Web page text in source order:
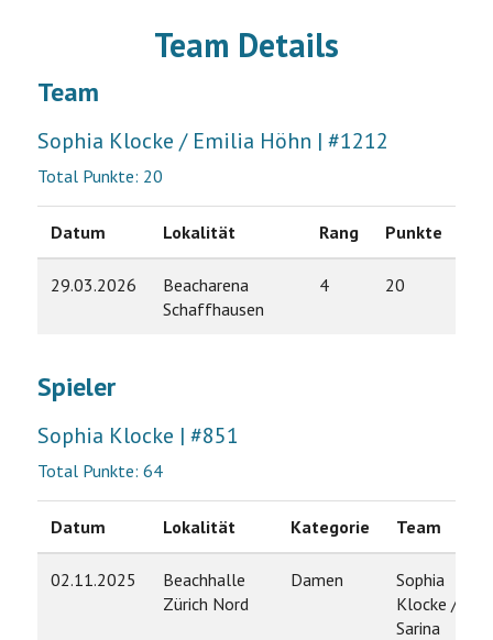
Team Details
Team
Sophia Klocke / Emilia Höhn | #1212
Total Punkte: 20
Datum Lokalität Rang Punkte
29.03.2026
Beacharena
Schaffhausen
4 20
Spieler
Sophia Klocke | #851
Total Punkte: 64
Datum Lokalität Kategorie Team
02.11.2025
Beachhalle
Zürich Nord
Damen
Sophia
Klocke /
Sarina